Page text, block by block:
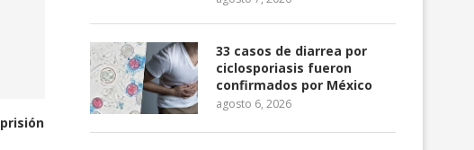
Ecuador exportará 10,8 millones
33 casos de diarrea por
ciclosporiasis fueron
confirmados por México
agosto 6, 2026